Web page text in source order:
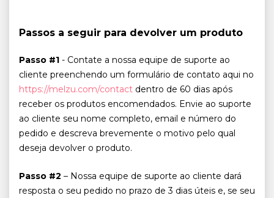
Passos a seguir para devolver um produto
Passo #1 - Contate a nossa equipe de suporte ao
cliente preenchendo um formulário de contato aqui no
https://melzu.com/contact dentro de 60 dias após
receber os produtos encomendados. Envie ao suporte
ao cliente seu nome completo, email e número do
pedido e descreva brevemente o motivo pelo qual
deseja devolver o produto.
Passo #2 – Nossa equipe de suporte ao cliente dará
resposta o seu pedido no prazo de 3 dias úteis e, se seu